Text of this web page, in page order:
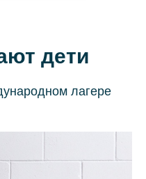
дети
лагере